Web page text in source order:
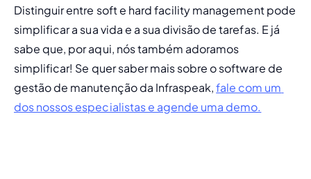
Distinguir entre soft e hard facility management pode
simplificar a sua vida e a sua divisão de tarefas. E já
sabe que, por aqui, nós também adoramos
simplificar! Se quer saber mais sobre o software de
gestão de manutenção da Infraspeak, fale com um
dos nossos especialistas e agende uma demo.